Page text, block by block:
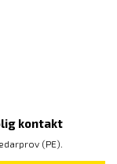
kontakt
(PE).